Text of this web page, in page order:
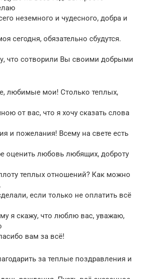
неземного и чудесного, добра и
сегодня, обязательно сбудутся.
что сотворили Вы своими добрыми
любимые мои! Столько теплых,
от вас, что я хочу сказать слова
и пожелания! Всему на свете есть
оценить любовь любящих, доброту
теплых отношений? Как можно
если только не оплатить всё
я скажу, что люблю вас, уважаю,
вам за всё!
за теплые поздравления и